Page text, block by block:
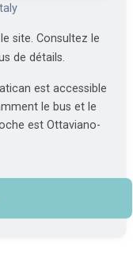
site. Consultez le
de détails.
est accessible
le bus et le
est Ottaviano-
dans un nouvel onglet)